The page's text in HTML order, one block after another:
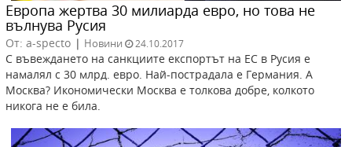
Европа жертва 30 милиарда евро, но това не
вълнува Русия
От: a-specto | Новини 24.10.2017
С въвеждането на санкциите експортът на ЕС в Русия е
намалял с 30 млрд. евро. Най-пострадала е Германия. А
Москва? Икономически Москва е толкова добре, колкото
никога не е била.